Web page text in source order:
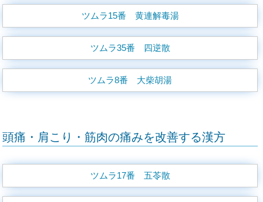
ツムラ15番 黄連解毒湯
ツムラ35番 四逆散
ツムラ8番 大柴胡湯
頭痛・肩こり・筋肉の痛みを改善する漢方
ツムラ17番 五苓散